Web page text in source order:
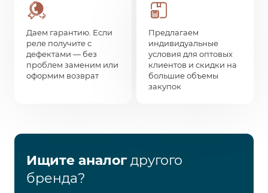
Даем гарантию. Если
реле получите с
дефектами — без
проблем заменим или
оформим возврат
Предлагаем
индивидуальные
условия для оптовых
клиентов и скидки на
большие объемы
закупок
Ищите аналогдругого
бренда?